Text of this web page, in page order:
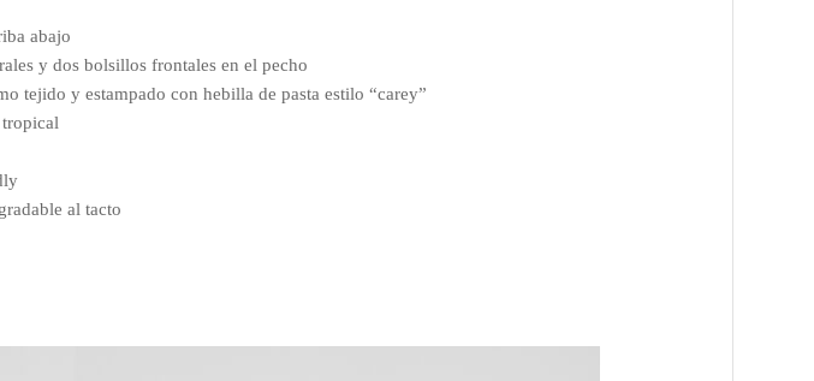
abajo
y dos bolsillos frontales en el pecho
tejido y estampado con hebilla de pasta estilo “carey”
al tacto